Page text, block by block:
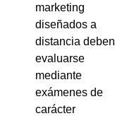
marketing
diseñados a
distancia deben
evaluarse
mediante
exámenes de
carácter